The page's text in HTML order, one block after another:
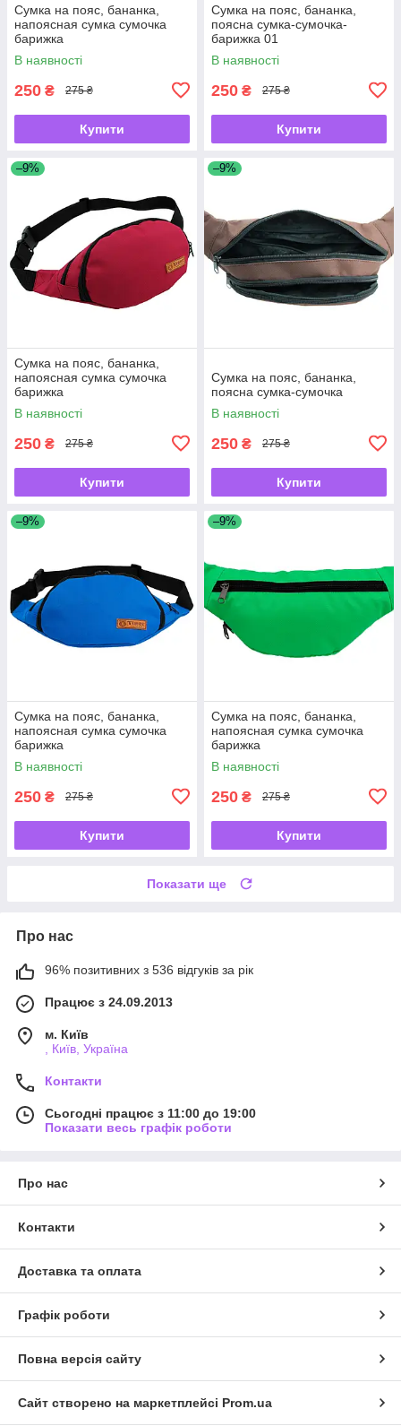
Сумка на пояс, бананка,
напоясная сумка сумочка
барижка
В наявності
250 ₴ 275 ₴
Купити
Сумка на пояс, бананка,
поясна сумка-сумочка-
барижка 01
В наявності
250 ₴ 275 ₴
Купити
–9%
Сумка на пояс, бананка,
напоясная сумка сумочка
барижка
В наявності
250 ₴ 275 ₴
Купити
–9%
Сумка на пояс, бананка,
поясна сумка-сумочка
В наявності
250 ₴ 275 ₴
Купити
–9%
Сумка на пояс, бананка,
напоясная сумка сумочка
барижка
В наявності
250 ₴ 275 ₴
Купити
–9%
Сумка на пояс, бананка,
напоясная сумка сумочка
барижка
В наявності
250 ₴ 275 ₴
Купити
Показати ще
Про нас
96% позитивних з 536 відгуків за рік
Працює з 24.09.2013
м. Київ
, Київ, Україна
Контакти
Сьогодні працює з 11:00 до 19:00
Показати весь графік роботи
Про нас
Контакти
Доставка та оплата
Графік роботи
Повна версія сайту
Сайт створено на маркетплейсі Prom.ua